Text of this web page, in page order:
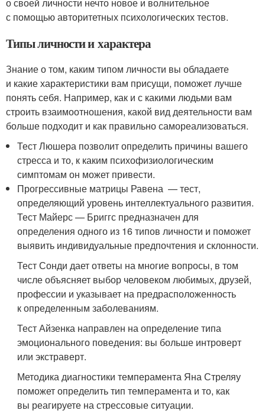
с помощью авторитетных психологических тестов.
Типы личности и характера
Знание о том, каким типом личности вы обладаете
и какие характеристики вам присущи, поможет лучше
понять себя. Например, как и с какими людьми вам
строить взаимоотношения, какой вид деятельности вам
больше подходит и как правильно самореализоваться.
Тест Люшера позволит определить причины вашего
стресса и то, к каким психофизиологическим
симптомам он может привести.
Прогрессивные матрицы Равена — тест,
определяющий уровень интеллектуального развития.
Тест Майерс — Бриггс предназначен для
определения одного из 16 типов личности и поможет
выявить индивидуальные предпочтения и склонности.
Тест Сонди дает ответы на многие вопросы, в том
числе объясняет выбор человеком любимых, друзей,
профессии и указывает на предрасположенность
к определенным заболеваниям.
Тест Айзенка направлен на определение типа
эмоционального поведения: вы больше интроверт
или экстраверт.
Методика диагностики темперамента Яна Стреляу
поможет определить тип темперамента и то, как
вы реагируете на стрессовые ситуации.